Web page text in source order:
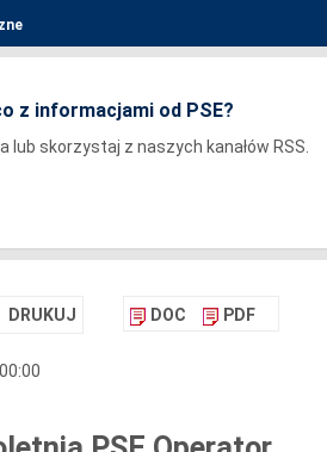
z informacjami od PSE?
skorzystaj z naszych kanałów RSS.
DRUKUJ DOC PDF